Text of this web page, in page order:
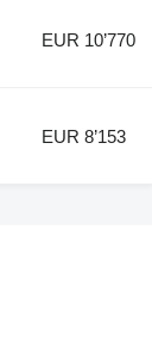
EUR 10’770
EUR 8’153